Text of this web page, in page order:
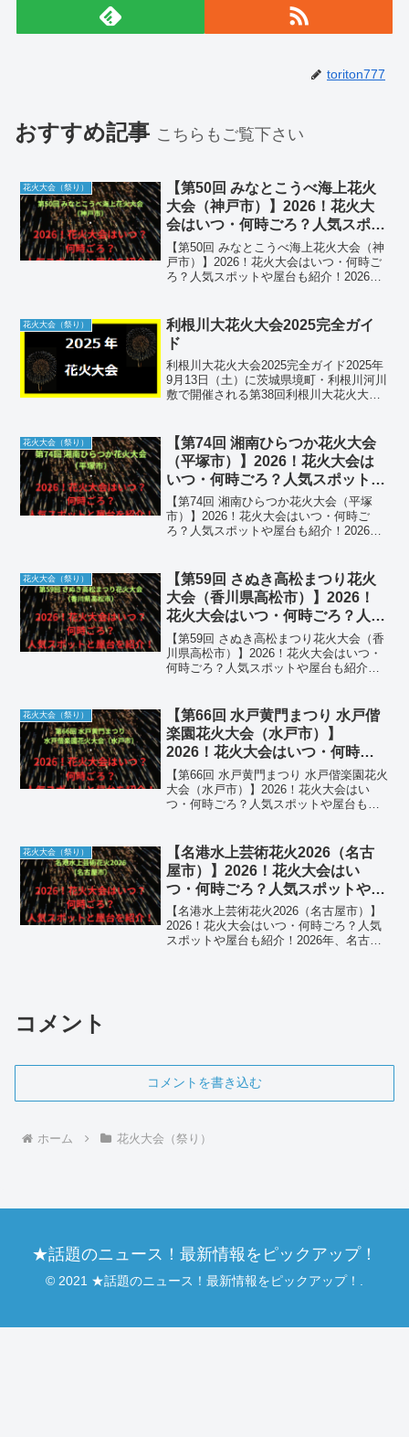
toriton777
おすすめ記事 こちらもご覧下さい
花火大会（祭り）
【第50回 みなとこうべ海上花火
大会（神戸市）】2026！花火大
会はいつ・何時ごろ？人気スポッ
トや屋台も紹介！
【第50回 みなとこうべ海上花火大会（神
戸市）】2026！花火大会はいつ・何時ご
ろ？人気スポットや屋台も紹介！2026
す。兵庫県内でも最大級の規模を誇るこ
の大会は、...
花火大会（祭り）
利根川大花火大会2025完全ガイ
ド
利根川大花火大会2025完全ガイド2025年
9月13日（土）に茨城県境町・利根川河川
敷で開催される第38回利根川大花火大
み方を徹底解説します。①会場の詳細
（名称・...
花火大会（祭り）
【第74回 湘南ひらつか花火大会
（平塚市）】2026！花火大会は
いつ・何時ごろ？人気スポットや
屋台も紹介！
【第74回 湘南ひらつか花火大会（平塚
市）】2026！花火大会はいつ・何時ご
ろ？人気スポットや屋台も紹介！2026
す。7月に開催される日本三大七夕祭りの
一つ「湘南ひ...
花火大会（祭り）
【第59回 さぬき高松まつり花火
大会（香川県高松市）】2026！
花火大会はいつ・何時ごろ？人気
スポットや屋台も紹介！
【第59回 さぬき高松まつり花火大会（香
川県高松市）】2026！花火大会はいつ・
何時ごろ？人気スポットや屋台も紹介！
開催されます。瀬戸内海の穏やかな海面
を舞台に打...
花火大会（祭り）
【第66回 水戸黄門まつり 水戸偕
楽園花火大会（水戸市）】
2026！花火大会はいつ・何時ご
ろ？人気スポットや屋台も紹介！
【第66回 水戸黄門まつり 水戸偕楽園花火
大会（水戸市）】2026！花火大会はい
つ・何時ごろ？人気スポットや屋台も紹
楽園花火大会」が開催されます。日本三
名園の...
花火大会（祭り）
【名港水上芸術花火2026（名古
屋市）】2026！花火大会はい
つ・何時ごろ？人気スポットや屋
台も紹介！
【名港水上芸術花火2026（名古屋市）】
2026！花火大会はいつ・何時ごろ？人気
スポットや屋台も紹介！2026年、名古屋
コメント
コメントを書き込む
ホーム 花火大会（祭り）
★話題のニュース！最新情報をピックアップ！
© 2021 ★話題のニュース！最新情報をピックアップ！.